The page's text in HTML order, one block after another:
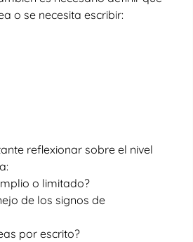
o se necesita escribir:
reflexionar sobre el nivel
o limitado?
de los signos de
por escrito?